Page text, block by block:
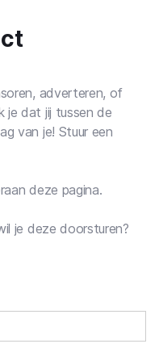
adverteren, of
je dat jij tussen de
van je! Stuur een
deze pagina.
je deze doorsturen?